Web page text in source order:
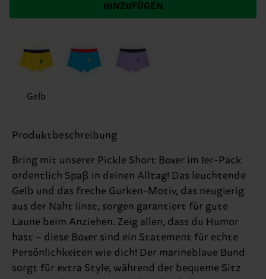
HINZUFÜGEN
Gelb
Produktbeschreibung
Bring mit unserer Pickle Short Boxer im 1er-Pack
ordentlich Spaß in deinen Alltag! Das leuchtende
Gelb und das freche Gurken-Motiv, das neugierig
aus der Naht linst, sorgen garantiert für gute
Laune beim Anziehen. Zeig allen, dass du Humor
hast – diese Boxer sind ein Statement für echte
Persönlichkeiten wie dich! Der marineblaue Bund
sorgt für extra Style, während der bequeme Sitz